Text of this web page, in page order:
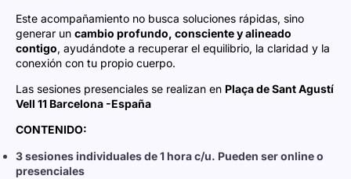
Este acompañamiento no busca soluciones rápidas, sino
generar un cambio profundo, conscienteyalineado
contigo, ayudándote a recuperar el equilibrio, la claridad y la
conexión con tu propio cuerpo.
Las sesiones presenciales se realizan en Plaça de Sant Agustí
Vell 11 Barcelona -España
CONTENIDO:
3sesionesindividualesde 1 hora c/u. Pueden ser online o
presenciales